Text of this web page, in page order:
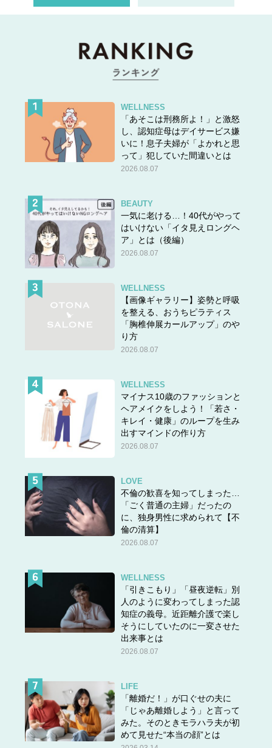
（OTONA SALONE編集部）
※40代女性との表記がありますが、あくまで40代女性に
も似合うコーディネートを選択して掲載しています。その
WELLNESS
「あそこは刑務所よ！」と激怒
し、認知症母はデイサービス嫌
いに！息子夫婦が「よかれと思
って」犯していた間違いとは
2026.08.07
BEAUTY
一気に老ける…！40代がやって
はいけない「イタ見えロングヘ
ア」とは（後編）
2026.08.07
WELLNESS
【画像ギャラリー】姿勢と呼吸
を整える、おうちピラティス
「胸椎伸展カールアップ」のや
り方
2026.08.07
WELLNESS
マイナス10歳のファッションと
ヘアメイクをしよう！「若さ・
キレイ・健康」のループを生み
出すマインドの作り方
2026.08.07
LOVE
不倫の歓喜を知ってしまった…
「ごく普通の主婦」だったの
に、独身男性に求められて【不
倫の清算】
2026.08.07
WELLNESS
「引きこもり」「昼夜逆転」別
人のように変わってしまった認
知症の義母。近距離介護で楽し
そうにしていたのに一変させた
出来事とは
2026.08.07
LIFE
「離婚だ！」が口ぐせの夫に
「じゃあ離婚しよう」と言って
みた。そのときモラハラ夫が初
めて見せた“本当の顔”とは